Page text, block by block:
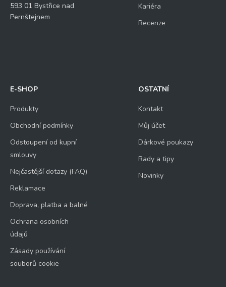
593 01 Bystřice nad
Pernštejnem
Kariéra
Recenze
E-SHOP
Produkty
Obchodní podmínky
Odstoupení od kupní
smlouvy
Nejčastější dotazy (FAQ)
Reklamace
Doprava, platba a balné
Ochrana osobních
údajů
Zásady používání
souborů cookie
OSTATNÍ
Kontakt
Můj účet
Dárkové poukazy
Rady a tipy
Novinky